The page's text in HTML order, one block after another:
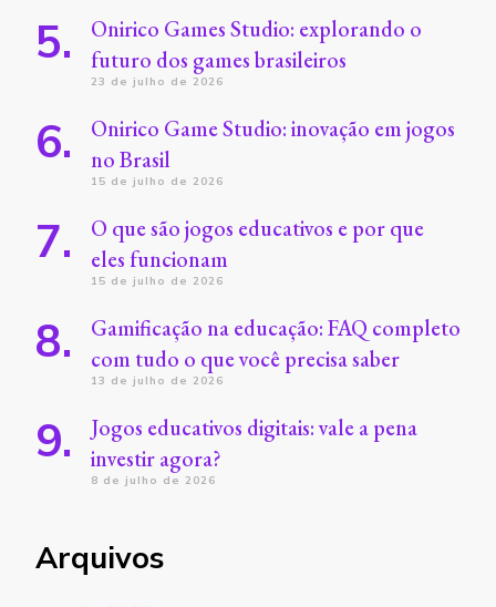
Onirico Games Studio: explorando o
futuro dos games brasileiros
23 de julho de 2026
Onirico Game Studio: inovação em jogos
no Brasil
15 de julho de 2026
O que são jogos educativos e por que
eles funcionam
15 de julho de 2026
Gamificação na educação: FAQ completo
com tudo o que você precisa saber
13 de julho de 2026
Jogos educativos digitais: vale a pena
investir agora?
8 de julho de 2026
Arquivos